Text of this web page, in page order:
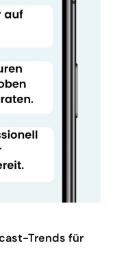
Trends für